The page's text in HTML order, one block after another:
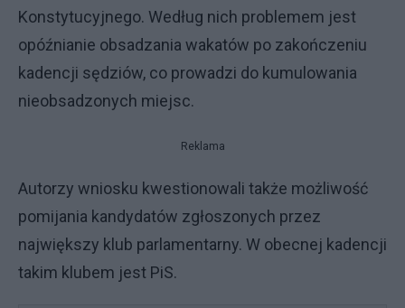
Konstytucyjnego. Według nich problemem jest
opóźnianie obsadzania wakatów po zakończeniu
kadencji sędziów, co prowadzi do kumulowania
nieobsadzonych miejsc.
Reklama
Autorzy wniosku kwestionowali także możliwość
pomijania kandydatów zgłoszonych przez
największy klub parlamentarny. W obecnej kadencji
takim klubem jest PiS.